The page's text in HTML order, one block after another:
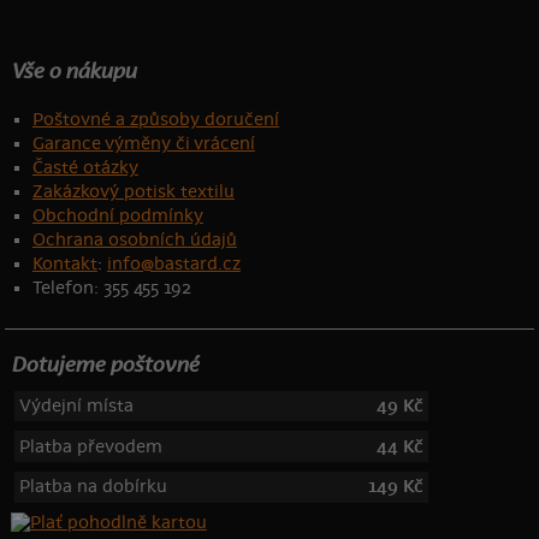
Vše o nákupu
Poštovné a způsoby doručení
Garance výměny či vrácení
Časté otázky
Zakázkový potisk textilu
Obchodní podmínky
Ochrana osobních údajů
Kontakt: info@bastard.cz
Telefon: 355 455 192
Dotujeme poštovné
Výdejní místa
49 Kč
Platba převodem
44 Kč
Platba na dobírku
149 Kč